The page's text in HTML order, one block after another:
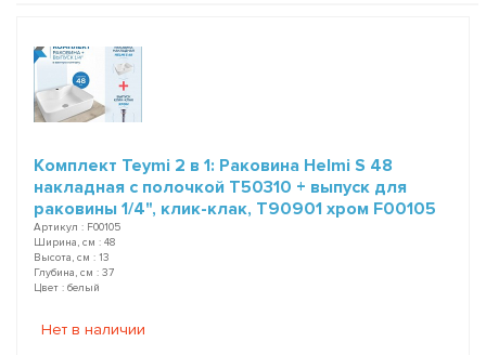
Комплект Teymi 2 в 1: Раковина Helmi S 48
накладная с полочкой T50310 + выпуск для
раковины 1/4", клик-клак, T90901 хром F00105
Артикул : F00105
Ширина, см : 48
Высота, см : 13
Глубина, см : 37
Цвет : белый
Нет в наличии